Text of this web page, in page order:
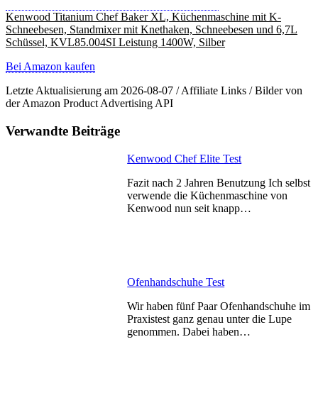
Kenwood Titanium Chef Baker XL, Küchenmaschine mit K-
Schneebesen, Standmixer mit Knethaken, Schneebesen und 6,7L
Schüssel, KVL85.004SI Leistung 1400W, Silber
Bei Amazon kaufen
Letzte Aktualisierung am 2026-08-07 / Affiliate Links / Bilder von
der Amazon Product Advertising API
Verwandte Beiträge
Kenwood Chef Elite Test
Fazit nach 2 Jahren Benutzung Ich selbst
verwende die Küchenmaschine von
Kenwood nun seit knapp…
Ofenhandschuhe Test
Wir haben fünf Paar Ofenhandschuhe im
Praxistest ganz genau unter die Lupe
genommen. Dabei haben…